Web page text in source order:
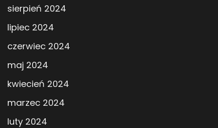
sierpień 2024
lipiec 2024
czerwiec 2024
maj 2024
kwiecień 2024
marzec 2024
luty 2024